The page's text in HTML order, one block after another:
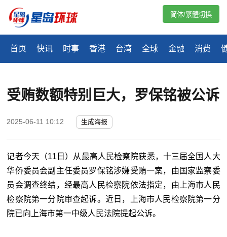
首页 快讯 时事 香港 台湾 全球 金融 消费
简体/繁體切換
受贿数额特别巨大，罗保铭被公诉
2025-06-11 10:12 生成海报
记者今天（11日）从最高人民检察院获悉，十三届全国人大
华侨委员会副主任委员罗保铭涉嫌受贿一案，由国家监察委
员会调查终结，经最高人民检察院依法指定，由上海市人民
检察院第一分院审查起诉。近日，上海市人民检察院第一分
院已向上海市第一中级人民法院提起公诉。